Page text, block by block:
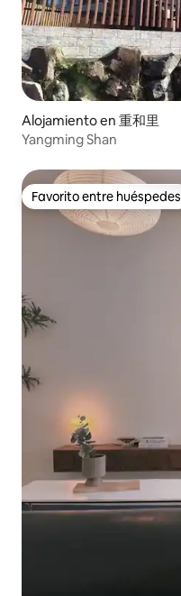
Alojamiento en 重和里
Yangming Shan
Favorito entre huéspedes
Favorito entre huéspedes